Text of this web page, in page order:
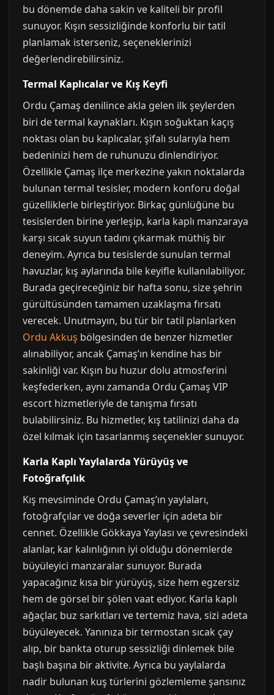
bu dönemde daha sakin ve kaliteli bir profil
sunuyor. Kışın sessizliğinde konforlu bir tatil
planlamak isterseniz, seçeneklerinizi
değerlendirebilirsiniz.
Termal Kaplıcalar ve Kış Keyfi
Ordu Çamaş denilince akla gelen ilk şeylerden
biri de termal kaynakları. Kışın soğuktan kaçış
noktası olan bu kaplıcalar, şifalı sularıyla hem
bedeninizi hem de ruhunuzu dinlendiriyor.
Özellikle Çamaş ilçe merkezine yakın noktalarda
bulunan termal tesisler, modern konforu doğal
güzelliklerle birleştiriyor. Birkaç günlüğüne bu
tesislerden birine yerleşip, karla kaplı manzaraya
karşı sıcak suyun tadını çıkarmak müthiş bir
deneyim. Ayrıca bu tesislerde sunulan termal
havuzlar, kış aylarında bile keyifle kullanılabiliyor.
Burada geçireceğiniz bir hafta sonu, size şehrin
gürültüsünden tamamen uzaklaşma fırsatı
verecek. Unutmayın, bu tür bir tatil planlarken
Ordu Akkuş bölgesinden de benzer hizmetler
alınabiliyor, ancak Çamaş’ın kendine has bir
sakinliği var. Kışın bu huzur dolu atmosferini
keşfederken, aynı zamanda Ordu Çamaş VIP
escort hizmetleriyle de tanışma fırsatı
bulabilirsiniz. Bu hizmetler, kış tatilinizi daha da
özel kılmak için tasarlanmış seçenekler sunuyor.
Karla Kaplı Yaylalarda Yürüyüş ve
Fotoğrafçılık
Kış mevsiminde Ordu Çamaş’ın yaylaları,
fotoğrafçılar ve doğa severler için adeta bir
cennet. Özellikle Gökkaya Yaylası ve çevresindeki
alanlar, kar kalınlığının iyi olduğu dönemlerde
büyüleyici manzaralar sunuyor. Burada
yapacağınız kısa bir yürüyüş, size hem egzersiz
hem de görsel bir şölen vaat ediyor. Karla kaplı
ağaçlar, buz sarkıtları ve tertemiz hava, sizi adeta
büyüleyecek. Yanınıza bir termostan sıcak çay
alıp, bir bankta oturup sessizliği dinlemek bile
başlı başına bir aktivite. Ayrıca bu yaylalarda
nadir bulunan kuş türlerini gözlemleme şansınız